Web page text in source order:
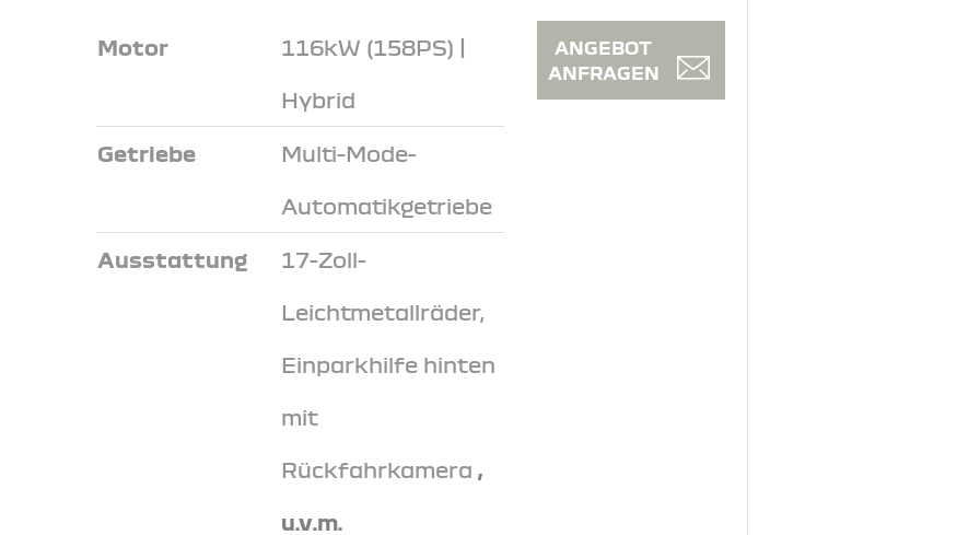
Motor 116kW (158PS) |
Hybrid
Getriebe Multi-Mode-
Automatikgetriebe
Ausstattung 17-Zoll-
Leichtmetallräder,
Einparkhilfe hinten
mit
Rückfahrkamera ,
u.v.m.
ANGEBOT
ANFRAGEN